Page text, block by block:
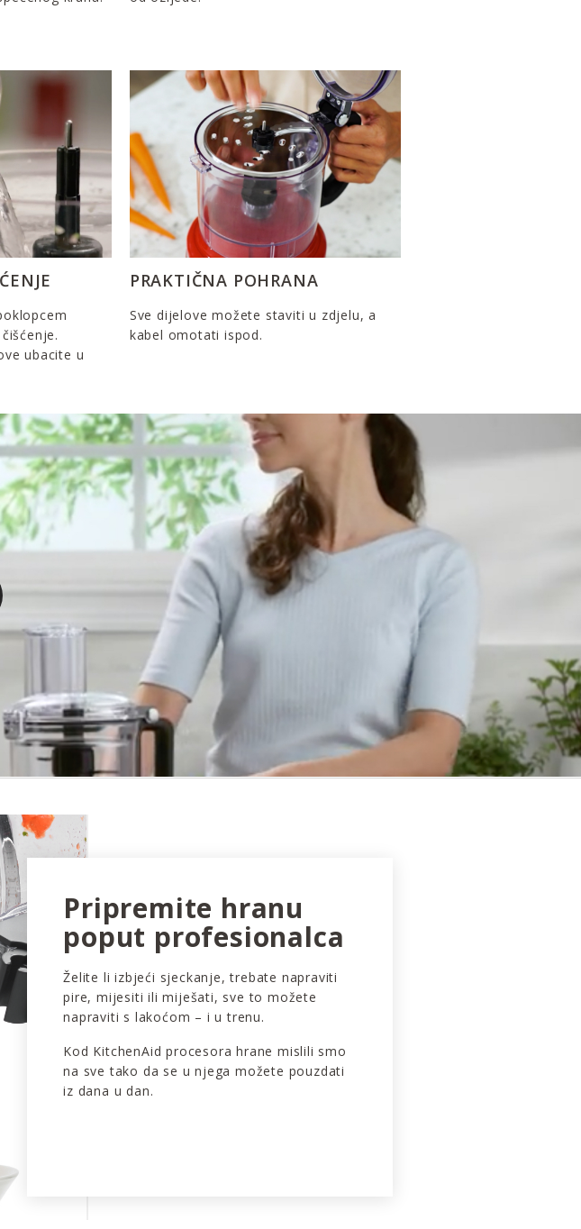
ubacite u
PRAKTIČNA POHRANA
Sve dijelove možete staviti u zdjelu, a
kabel omotati ispod.
Pripremite hranu
poput profesionalca
Želite li izbjeći sjeckanje, trebate napraviti
pire, mijesiti ili miješati, sve to možete
napraviti s lakoćom – i u trenu.
Kod KitchenAid procesora hrane mislili smo
na sve tako da se u njega možete pouzdati
iz dana u dan.